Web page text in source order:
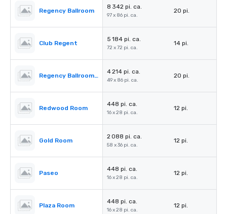
Regency Ballroom
8 342 pi. ca.
97 x 86 pi. ca.
20 pi.
Club Regent
5 184 pi. ca.
72 x 72 pi. ca.
14 pi.
Regency Ballroom II
4 214 pi. ca.
49 x 86 pi. ca.
20 pi.
Redwood Room
448 pi. ca.
16 x 28 pi. ca.
12 pi.
Gold Room
2 088 pi. ca.
58 x 36 pi. ca.
12 pi.
Paseo
448 pi. ca.
16 x 28 pi. ca.
12 pi.
Plaza Room
448 pi. ca.
16 x 28 pi. ca.
12 pi.